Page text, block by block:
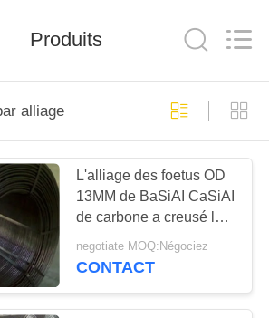
d'alliage
21
Produits
alliage
L'alliage des foetus OD
13MM de BaSiAI CaSiAI
de carbone a creusé le
negotiate MOQ:Négociez
CONTACT